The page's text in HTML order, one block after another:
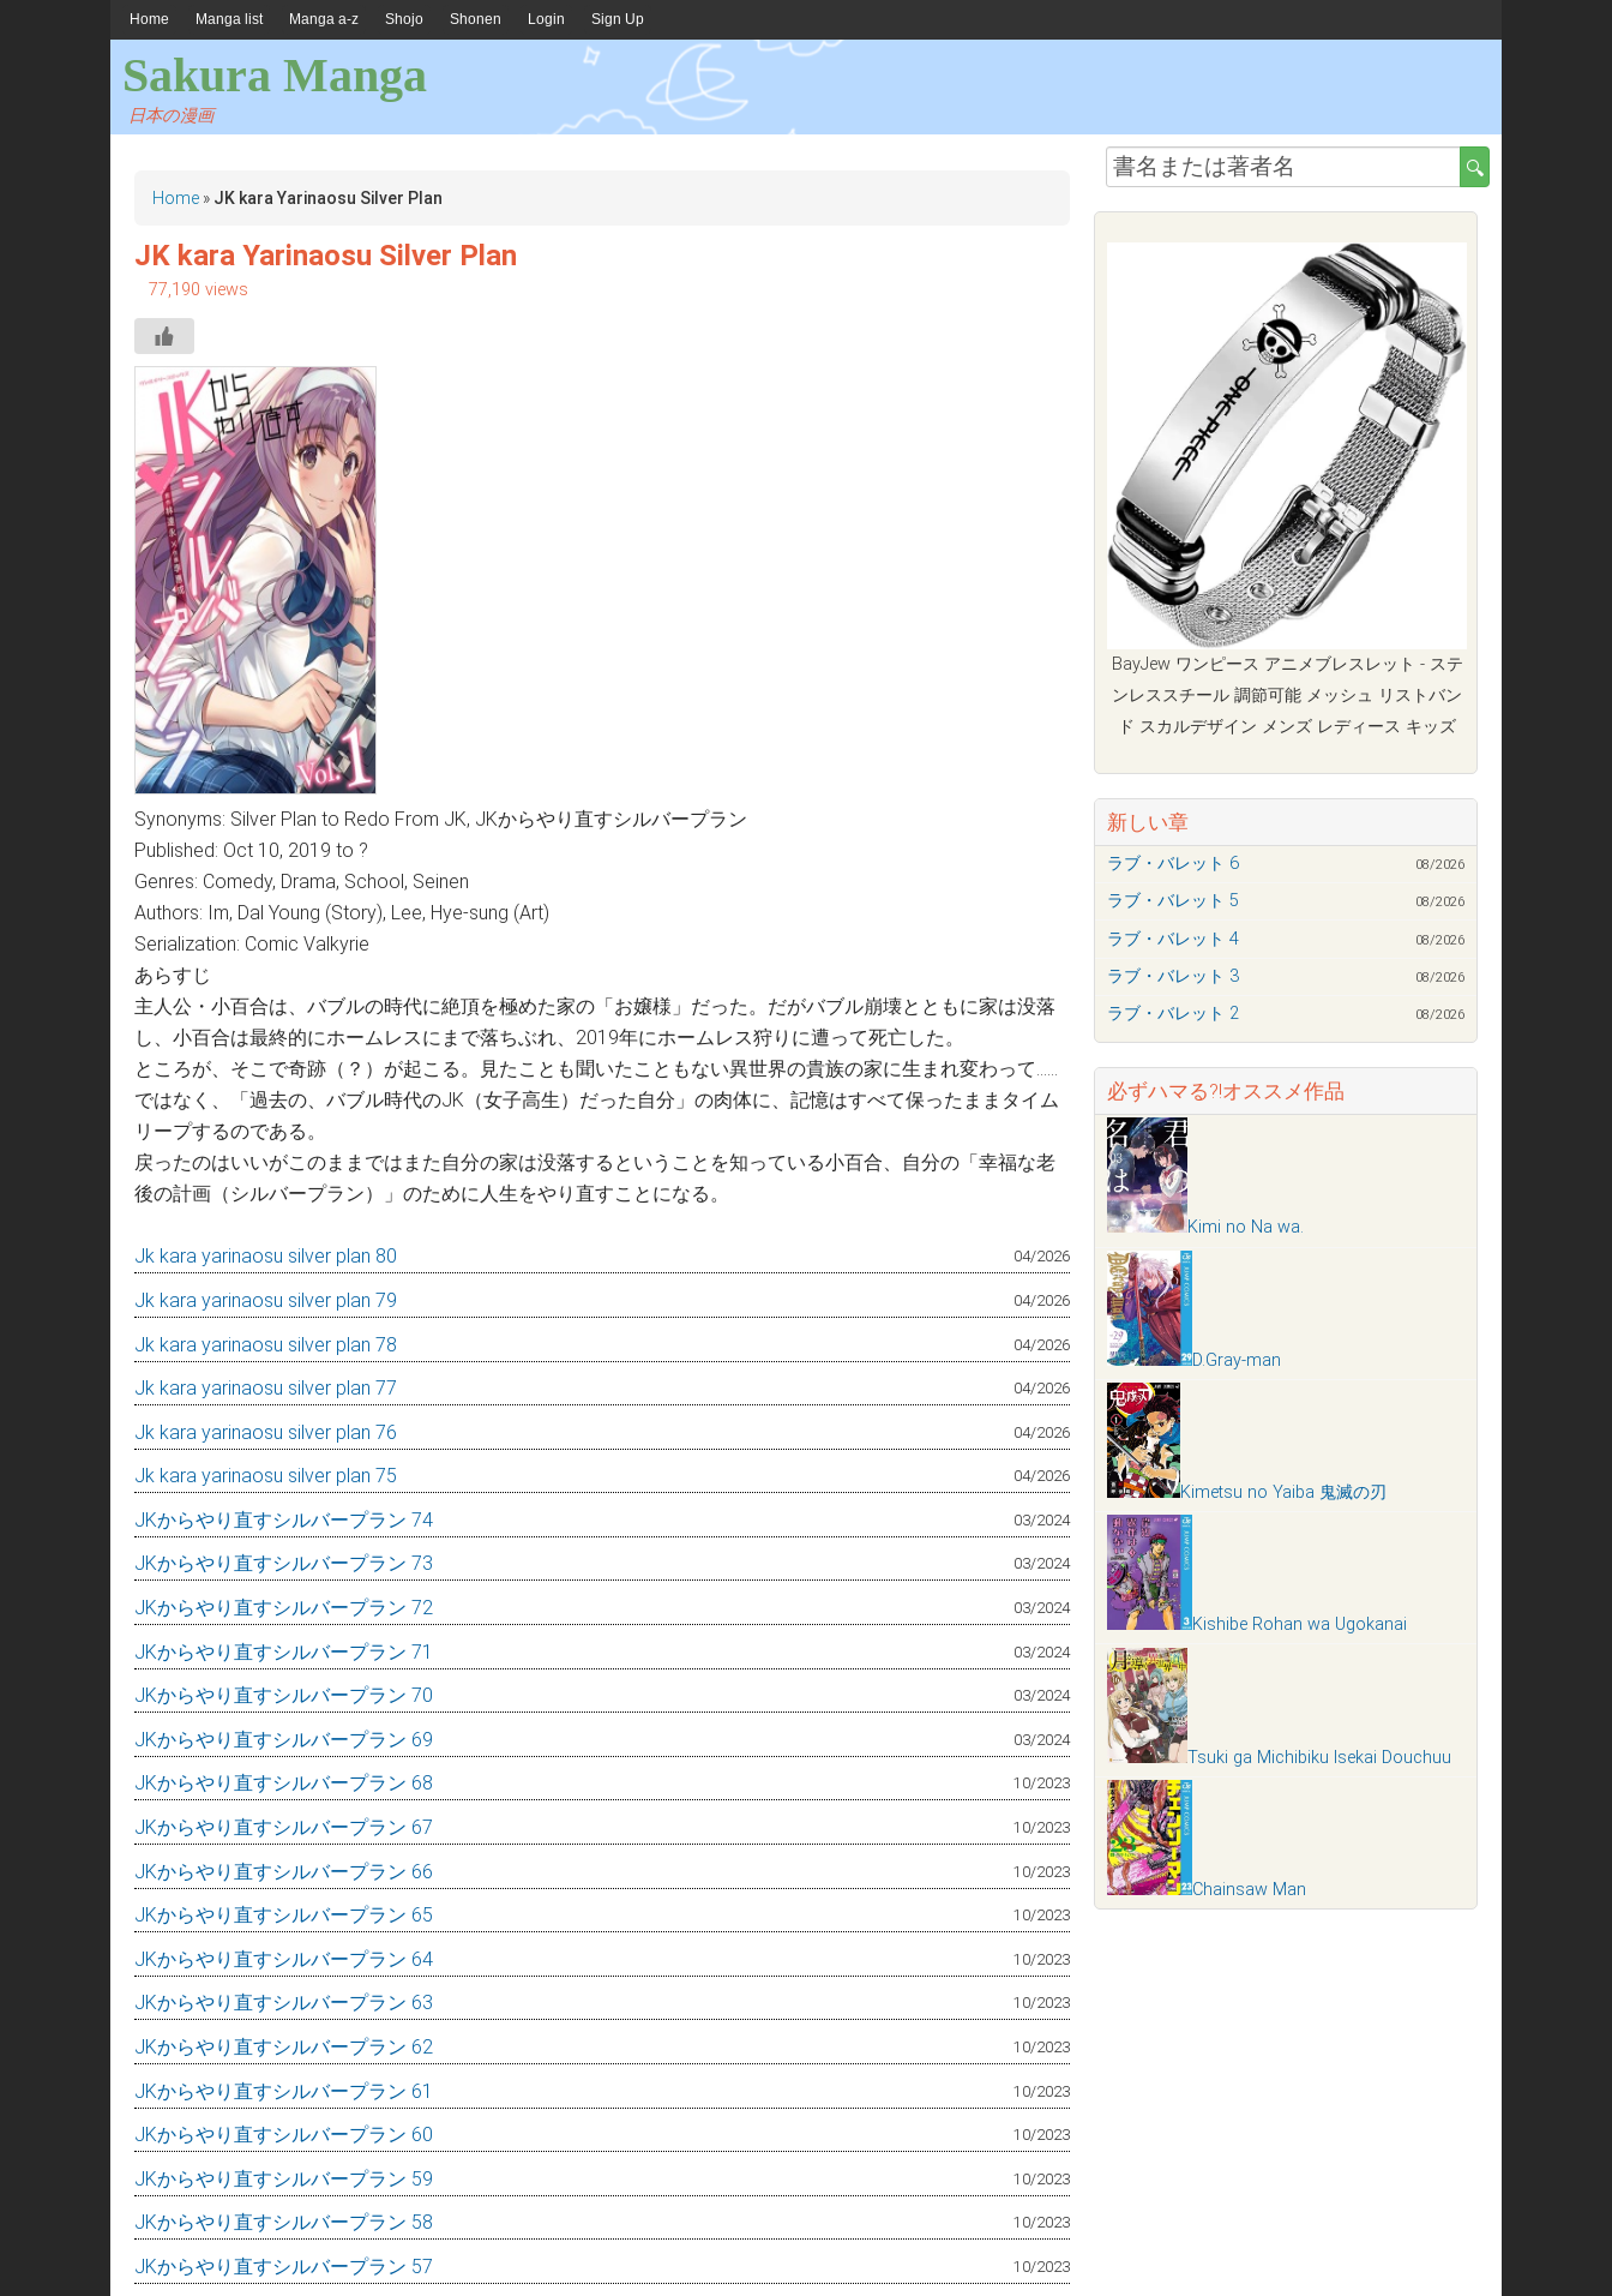
Home Manga list Manga a-z Shojo Shonen Login Sign Up
Sakura Manga
日本の漫画
Home » JK kara Yarinaosu Silver Plan
JK kara Yarinaosu Silver Plan
77,190 views
Synonyms: Silver Plan to Redo From JK, JKからやり直すシルバープラン
Published: Oct 10, 2019 to ?
Genres: Comedy, Drama, School, Seinen
Authors: Im, Dal Young (Story), Lee, Hye-sung (Art)
Serialization: Comic Valkyrie
あらすじ
主人公・小百合は、バブルの時代に絶頂を極めた家の「お嬢様」だった。だがバブル崩壊とともに家は没落
し、小百合は最終的にホームレスにまで落ちぶれ、2019年にホームレス狩りに遭って死亡した。
ところが、そこで奇跡（？）が起こる。見たことも聞いたこともない異世界の貴族の家に生まれ変わって……
ではなく、「過去の、バブル時代のJK（女子高生）だった自分」の肉体に、記憶はすべて保ったままタイム
リープするのである。
戻ったのはいいがこのままではまた自分の家は没落するということを知っている小百合、自分の「幸福な老
後の計画（シルバープラン）」のために人生をやり直すことになる。
Jk kara yarinaosu silver plan 80 04/2026
Jk kara yarinaosu silver plan 79 04/2026
Jk kara yarinaosu silver plan 78 04/2026
Jk kara yarinaosu silver plan 77 04/2026
Jk kara yarinaosu silver plan 76 04/2026
Jk kara yarinaosu silver plan 75 04/2026
JKからやり直すシルバープラン 74 03/2024
JKからやり直すシルバープラン 73 03/2024
JKからやり直すシルバープラン 72 03/2024
JKからやり直すシルバープラン 71 03/2024
JKからやり直すシルバープラン 70 03/2024
JKからやり直すシルバープラン 69 03/2024
JKからやり直すシルバープラン 68 10/2023
JKからやり直すシルバープラン 67 10/2023
JKからやり直すシルバープラン 66 10/2023
JKからやり直すシルバープラン 65 10/2023
JKからやり直すシルバープラン 64 10/2023
JKからやり直すシルバープラン 63 10/2023
JKからやり直すシルバープラン 62 10/2023
JKからやり直すシルバープラン 61 10/2023
JKからやり直すシルバープラン 60 10/2023
JKからやり直すシルバープラン 59 10/2023
JKからやり直すシルバープラン 58 10/2023
JKからやり直すシルバープラン 57 10/2023
BayJew ワンピース アニメブレスレット - ステ
ンレススチール 調節可能 メッシュ リストバン
ド スカルデザイン メンズ レディース キッズ
新しい章
ラブ・バレット 6 08/2026
ラブ・バレット 5 08/2026
ラブ・バレット 4 08/2026
ラブ・バレット 3 08/2026
ラブ・バレット 2 08/2026
必ずハマる?!オススメ作品
Kimi no Na wa.
D.Gray-man
Kimetsu no Yaiba 鬼滅の刃
Kishibe Rohan wa Ugokanai
Tsuki ga Michibiku Isekai Douchuu
Chainsaw Man